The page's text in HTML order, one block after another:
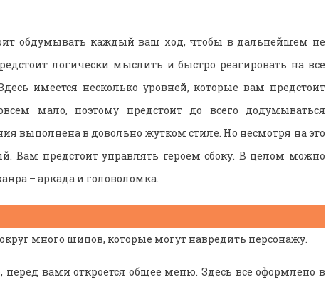
обдумывать каждый ваш ход, чтобы в дальнейшем не
логически мыслить и быстро реагировать на все
имеется несколько уровней, которые вам предстоит
мало, поэтому предстоит до всего додумываться
выполнена в довольно жутком стиле. Но несмотря на это
Вам предстоит управлять героем сбоку. В целом можно
– аркада и головоломка.
много шипов, которые могут навредить персонажу.
вами откроется общее меню. Здесь все оформлено в